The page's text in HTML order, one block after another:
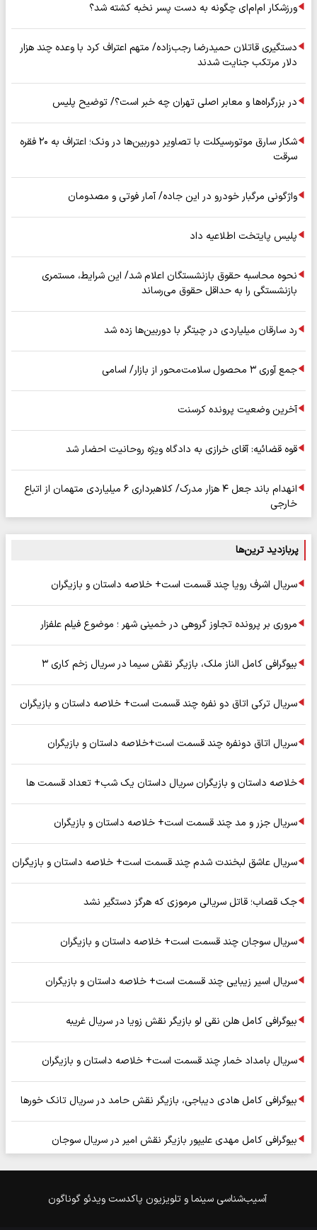
ورزشکار ام‌ام‌ای چگونه به دست پسر نخبه کشته شد؟
دستگیری قاتلان حمیدرضا رجب‌زاده/ متهم اعتراف کرد با وعده چند هزار
دلار مرتکب جنایت شدند
در بزرگراه‌ها و معابر اصلی تهران چه خبر است؟/ توضیح پلیس
شکار سارق موتورسیکلت با تصاویر دوربین‌ها در ونک؛ اعتراف به ۲۰ فقره
سرقت
واژگونی مرگبار خودرو در این جاده/ آمار فوتی و مصدومان
پلیس پایتخت اطلاعیه داد
نحوه محاسبه حقوق بازنشستگان اعلام شد/ این شرایط، مستمری
بازنشستگی را به حداقل حقوق می‌رساند
رد سارقان میلیاردی در چیتگر با دوربین‌ها زده شد
جمع آوری ۳ محصول سلامت‌محور از بازار/ اسامی
آخرین وضعیت پرونده کرسنت
قوه قضائیه: آقای خرازی به دادگاه ویژه روحانیت احضار شد
انهدام باند جعل ۴ هزار مدرک/ کلاهبرداری ۶ میلیاردی متهمان از اتباع
خارجی
پربازدید ترین‌ها
سریال اشرف رویا چند قسمت است+ خلاصه داستان و بازیگران
مروری بر پرونده تجاوز گروهی در خمینی شهر ؛ موضوع فیلم علفزار
بیوگرافی کامل الناز ملک، بازیگر نقش سیما در سریال زخم کاری ۳
سریال ترکی اتاق دو نفره چند قسمت است+ خلاصه داستان و بازیگران
سریال اتاق دونفره چند قسمت است+خلاصه داستان و بازیگران
خلاصه داستان و بازیگران سریال داستان یک شب+ تعداد قسمت ها
سریال جزر و مد چند قسمت است+ خلاصه داستان و بازیگران
سریال عاشق لبخندت شدم چند قسمت است+ خلاصه داستان و بازیگران
جک قصاب؛ قاتل سریالی مرموزی که هرگز دستگیر نشد
سریال سوجان چند قسمت است+ خلاصه داستان و بازیگران
سریال اسیر زیبایی چند قسمت است+ خلاصه داستان و بازیگران
بیوگرافی کامل هلن نقی لو بازیگر نقش زویا در سریال غریبه
سریال بامداد خمار چند قسمت است+ خلاصه داستان و بازیگران
بیوگرافی کامل هادی دیباجی، بازیگر نقش حامد در سریال تانک خورها
بیوگرافی کامل مهدی علیپور بازیگر نقش امیر در سریال سوجان
آسیب‌شناسی سینما و تلویزیون پاکدست ویدئو گوناگون